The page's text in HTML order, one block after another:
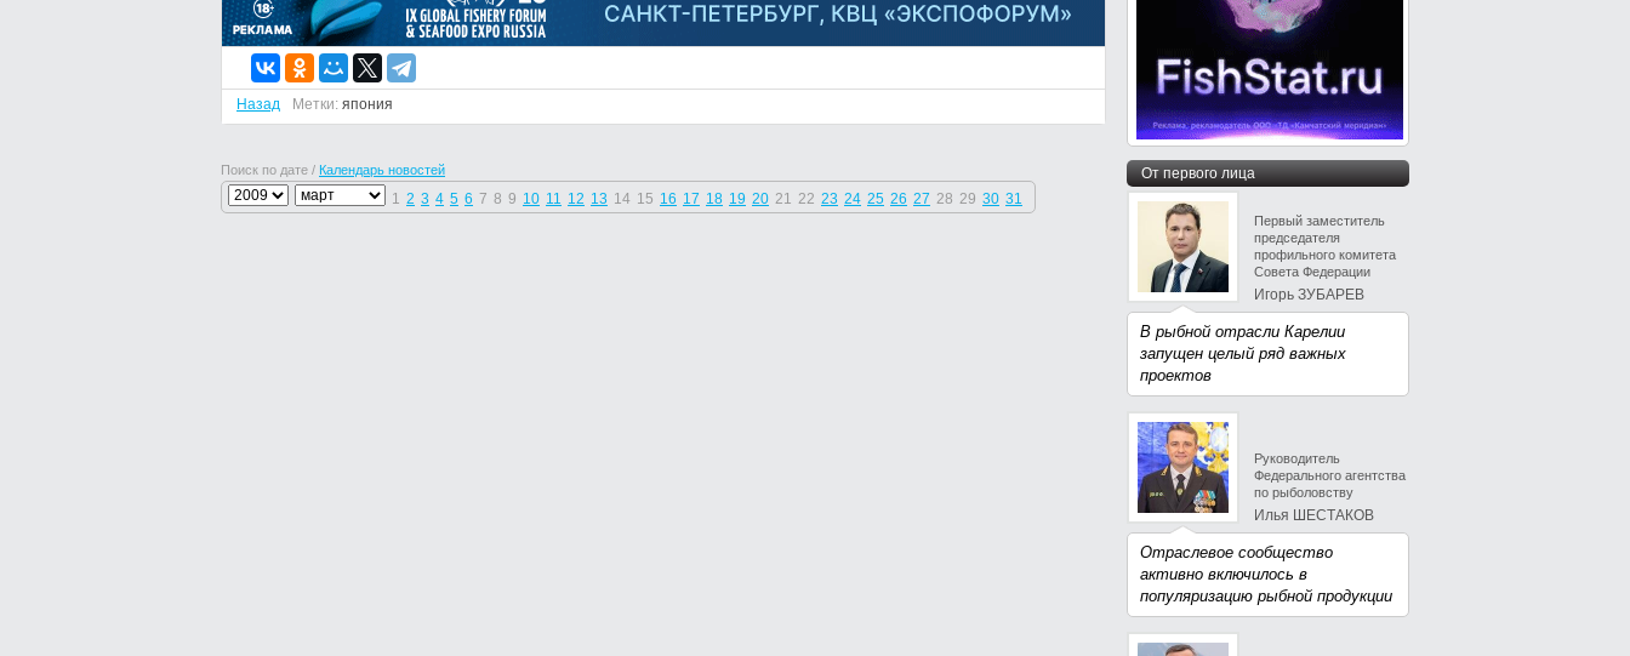
Назад Метки: япония
Поиск по дате / Календарь новостей
1 2 3 4 5 6 7 8 9 10 11 12 13 14 15 16 17 18 19 20 21 22 23 24 25 26 27 28 29 30 31
От первого лица
Первый заместитель
председателя
профильного комитета
Совета Федерации
Игорь ЗУБАРЕВ
В рыбной отрасли Карелии
запущен целый ряд важных
проектов
Руководитель
Федерального агентства
по рыболовству
Илья ШЕСТАКОВ
Отраслевое сообщество
активно включилось в
популяризацию рыбной продукции